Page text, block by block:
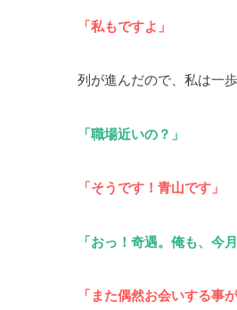
「私もですよ」
列が進んだので、私は一
「職場近いの？」
「そうです！青山です」
「おっ！奇遇。俺も、今
「また偶然お会いする事